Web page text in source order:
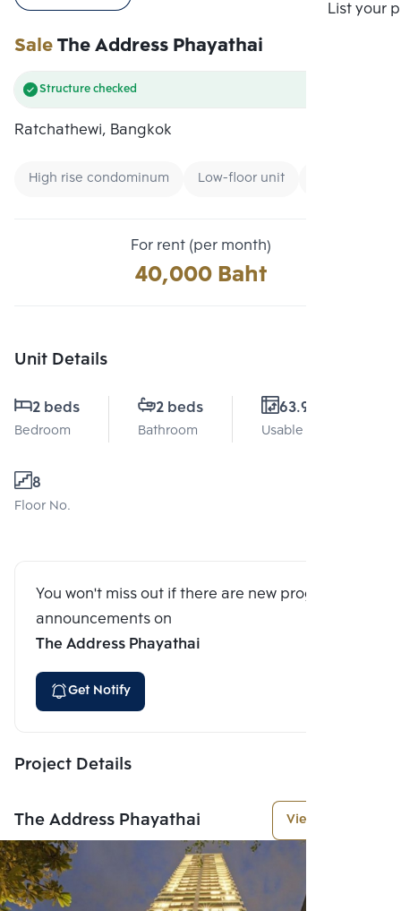
List your
SaleThe Address Phayathai
Structure checked
Ratchathewi, Bangkok
High rise condominum Low-floor unit
For rent (per month)
40,000 Baht
Unit Details
2 beds
Bedroom
2 beds
Bathroom
63.98 Sq.m.
Usable area
8
Floor No.
You won't miss out if there are new program
announcements on
The Address Phayathai
Get Notify
Project Details
The Address Phayathai View More